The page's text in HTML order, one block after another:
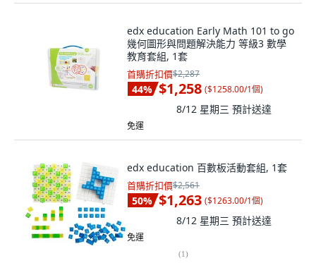
edx education Early Math 101 to go
幾何圖形與問題解決能力 等級3 數學
教育套組, 1套
首購折扣價$2,287
44% $1,258 ($1258.00/1個)
8/12 星期三 預計送達
免運
edx education 百數板活動套組, 1套
首購折扣價$2,561
50% $1,263 ($1263.00/1個)
8/12 星期三 預計送達
免運
(1)